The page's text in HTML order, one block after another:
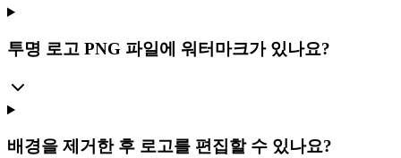
투명 로고 PNG 파일에 워터마크가 있나요?
배경을 제거한 후 로고를 편집할 수 있나요?